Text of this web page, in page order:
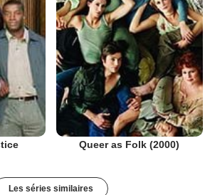
Queer as Folk (2000)
Les séries similaires